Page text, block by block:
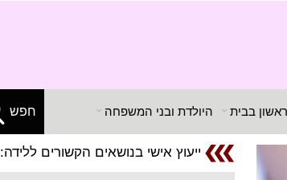
בבית היולדת ובני המשפחה חפש
X
ייעוץ אישי בנושאים הקשורים ללידה: